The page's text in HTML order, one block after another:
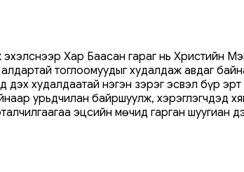
Хар Баасан гараг нь Христийн
тоглоомуудыг худалдаж авдаг
худалдаатай нэгэн зэрэг эсвэл бүр
урьдчилан байршуулж, хэрэглэгчдэд
эцсийн мөчид гарган шуугиан